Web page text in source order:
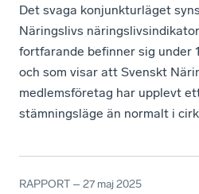
Det svaga konjunkturläget
Näringslivs
fortfarande befinner sig under
och som visar att Svenskt
medlemsföretag har upplevt
stämningsläge än normalt i
RAPPORT – 27 maj 2025